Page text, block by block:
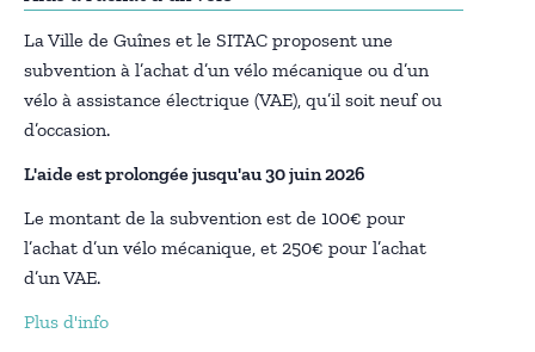
La Ville de Guînes et le SITAC proposent une
subvention à l’achat d’un vélo mécanique ou d’un
vélo à assistance électrique (VAE), qu’il soit neuf ou
d’occasion.
L'aide est prolongée jusqu'au 30 juin 2026
Le montant de la subvention est de 100€ pour
l’achat d’un vélo mécanique, et 250€ pour l’achat
d’un VAE.
Plus d'info